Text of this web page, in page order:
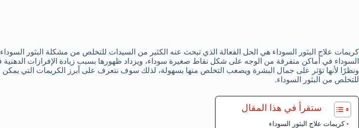
كريمات علاج البثور السوداء هي الحل الفعالة الذي تبحث عنه الكثير من السيدات للتخلص من مشكلة البثور
السوداء في أماكن متفرقة من الوجه على شكل نقاط صغيرة سوداء، ويزداد ظهورها بسبب زيادة الإفرازات الدهنية
ونظرًا لأنها تؤثر على جمال البشرة ويصعب التخلص منها بسهولة، لذلك سوف نتعرف على أبرز الكريمات التي يمكن
للتخلص من البثور السوداء.
ستقرأ في هذا المقال
كريمات علاج البثور السوداء